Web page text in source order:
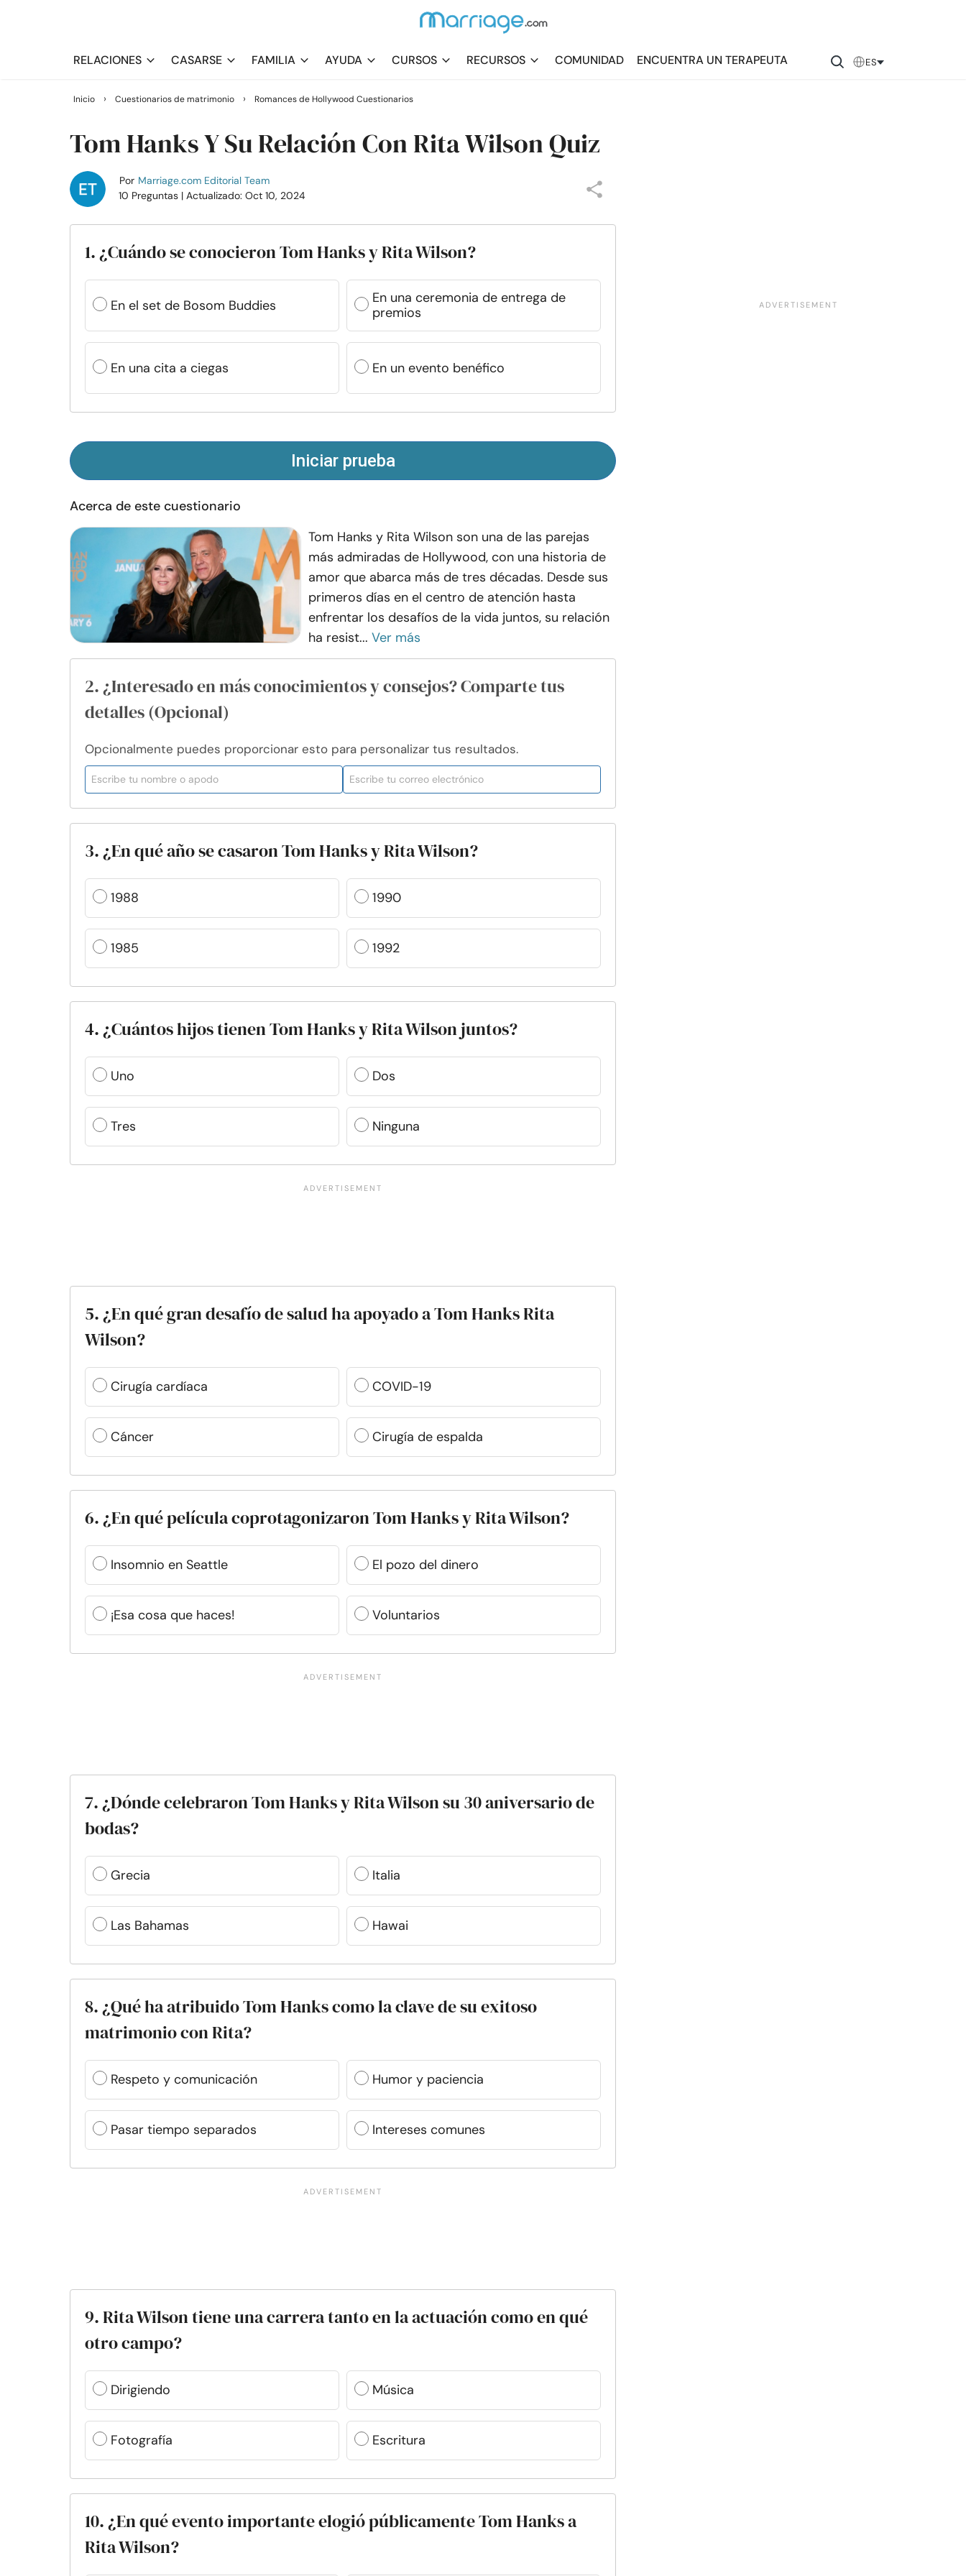
RELACIONES CASARSE FAMILIA AYUDA CURSOS RECURSOS COMUNIDAD ENCUENTRA UN TERAPEUTA ES
Inicio › Cuestionarios de matrimonio › Romances de Hollywood Cuestionarios
Tom Hanks Y Su Relación Con Rita Wilson Quiz
Por Marriage.com Editorial Team
10 Preguntas | Actualizado: Oct 10, 2024
1. ¿Cuándo se conocieron Tom Hanks y Rita Wilson?
En el set de Bosom Buddies
En una ceremonia de entrega de
premios
En una cita a ciegas En un evento benéfico
Iniciar prueba
Acerca de este cuestionario
Tom Hanks y Rita Wilson son una de las parejas
más admiradas de Hollywood, con una historia de
amor que abarca más de tres décadas. Desde sus
primeros días en el centro de atención hasta
enfrentar los desafíos de la vida juntos, su relación
ha resist... Ver más
2. ¿Interesado en más conocimientos y consejos? Comparte tus
detalles (Opcional)
Opcionalmente puedes proporcionar esto para personalizar tus resultados.
3. ¿En qué año se casaron Tom Hanks y Rita Wilson?
1988 1990
1985 1992
4. ¿Cuántos hijos tienen Tom Hanks y Rita Wilson juntos?
Uno Dos
Tres Ninguna
5. ¿En qué gran desafío de salud ha apoyado a Tom Hanks Rita
Wilson?
Cirugía cardíaca COVID-19
Cáncer Cirugía de espalda
6. ¿En qué película coprotagonizaron Tom Hanks y Rita Wilson?
Insomnio en Seattle El pozo del dinero
¡Esa cosa que haces! Voluntarios
7. ¿Dónde celebraron Tom Hanks y Rita Wilson su 30 aniversario de
bodas?
Grecia Italia
Las Bahamas Hawai
8. ¿Qué ha atribuido Tom Hanks como la clave de su exitoso
matrimonio con Rita?
Respeto y comunicación Humor y paciencia
Pasar tiempo separados Intereses comunes
9. Rita Wilson tiene una carrera tanto en la actuación como en qué
otro campo?
Dirigiendo Música
Fotografía Escritura
10. ¿En qué evento importante elogió públicamente Tom Hanks a
Rita Wilson?